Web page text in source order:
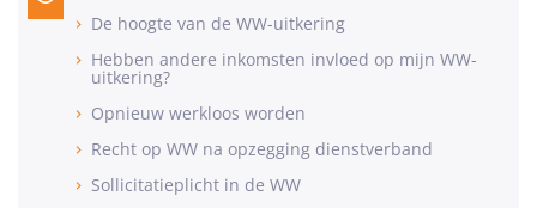
De hoogte van de WW-uitkering
Hebben andere inkomsten invloed op mijn WW-
uitkering?
Opnieuw werkloos worden
Recht op WW na opzegging dienstverband
Sollicitatieplicht in de WW